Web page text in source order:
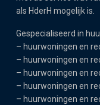
als HderH mogelijk is.
Gespecialiseerd in
– huurwoningen en
– huurwoningen en
– huurwoningen en
– huurwoningen en
– huurwoningen en